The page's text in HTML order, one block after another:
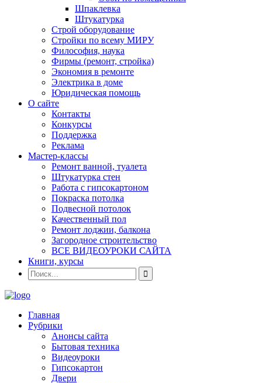
Шпаклевка
Штукатурка
Строй оборудование
Стройки по всему МИРУ
Философия, наука
Фирмы (ремонт, стройка)
Экономия в ремонте
Электрика в доме
Юридическая помощь
О сайте
Контакты
Конкурсы
Поддержка
Реклама
Мастер-классы
Ремонт ванной, туалета
Штукатурка стен
Работа с гипсокартоном
Покраска потолка
Подвесной потолок
Качественный пол
Ремонт лоджии, балкона
Загородное строительство
ВСЕ ВИДЕОУРОКИ САЙТА
Книги, курсы
Главная
Рубрики
Анонсы сайта
Бытовая техника
Видеоуроки
Гипсокартон
Двери